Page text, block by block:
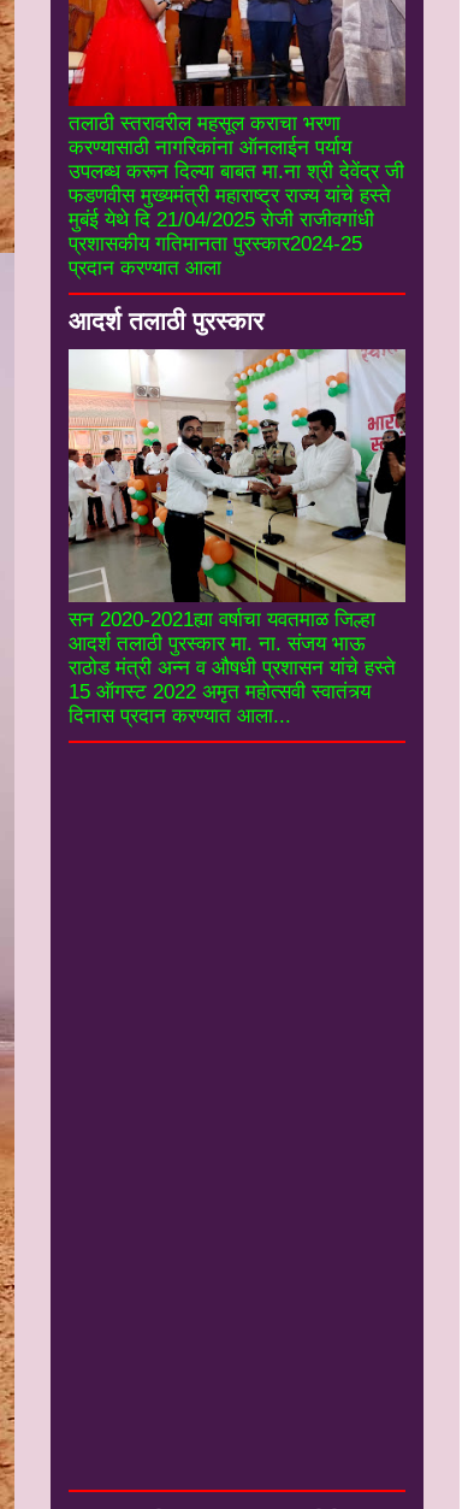
तलाठी स्तरावरील महसूल कराचा भरणा
करण्यासाठी नागरिकांना ऑनलाईन पर्याय
उपलब्ध करून दिल्या बाबत मा.ना श्री देवेंद्र जी
फडणवीस मुख्यमंत्री महाराष्ट्र राज्य यांचे हस्ते
मुबंई येथे दि 21/04/2025 रोजी राजीवगांधी
प्रशासकीय गतिमानता पुरस्कार2024-25
प्रदान करण्यात आला
आदर्श तलाठी पुरस्कार
सन 2020-2021ह्या वर्षाचा यवतमाळ जिल्हा
आदर्श तलाठी पुरस्कार मा. ना. संजय भाऊ
राठोड मंत्री अन्न व औषधी प्रशासन यांचे हस्ते
15 ऑगस्ट 2022 अमृत महोत्सवी स्वातंत्र्य
दिनास प्रदान करण्यात आला...